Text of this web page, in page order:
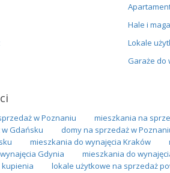
Hale i
Lokale
Garaże do
w Poznaniu mieszkania na
Gdańsku
domy na sprzedaż w
mieszkania do wynajęcia Kraków
Gdynia
mieszkania do
kupienia
lokale użytkowe na sprzedaż